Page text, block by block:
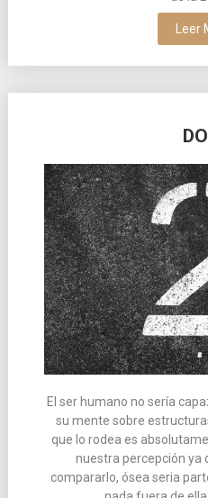
Leer
El ser humano no sería
su mente sobre
que lo rodea es
nuestra percepción ya
compararlo, ósea seria